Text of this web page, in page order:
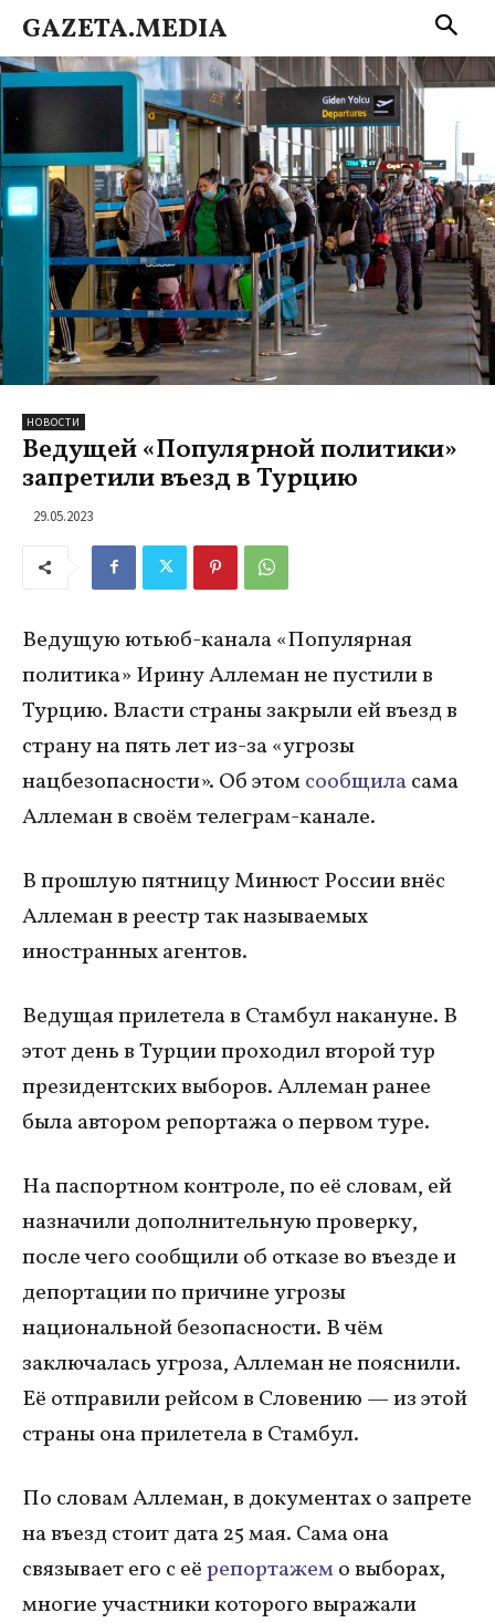
GAZETA.MEDIA
НОВОСТИ
Ведущей «Популярной политики»
запретили въезд в Турцию
29.05.2023
Ведущую ютьюб-канала «Популярная
политика» Ирину Аллеман не пустили в
Турцию. Власти страны закрыли ей въезд в
страну на пять лет из-за «угрозы
нацбезопасности». Об этомсообщиласама
Аллеман в своём телеграм-канале.
В прошлую пятницу Минюст России внёс
Аллеман в реестр так называемых
иностранных агентов.
Ведущая прилетела в Стамбул накануне. В
этот день в Турции проходил второй тур
президентских выборов. Аллеман ранее
была автором репортажа о первом туре.
На паспортном контроле, по её словам, ей
назначили дополнительную проверку,
после чего сообщили об отказе во въезде и
депортации по причине угрозы
национальной безопасности. В чём
заключалась угроза, Аллеман не пояснили.
Её отправили рейсом в Словению — из этой
страны она прилетела в Стамбул.
По словам Аллеман, в документах о запрете
на въезд стоит дата 25 мая. Сама она
связывает его с еёрепортажемо выборах,
многие участники которого выражали